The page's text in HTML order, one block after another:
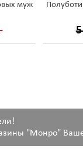
муж
"Монро"